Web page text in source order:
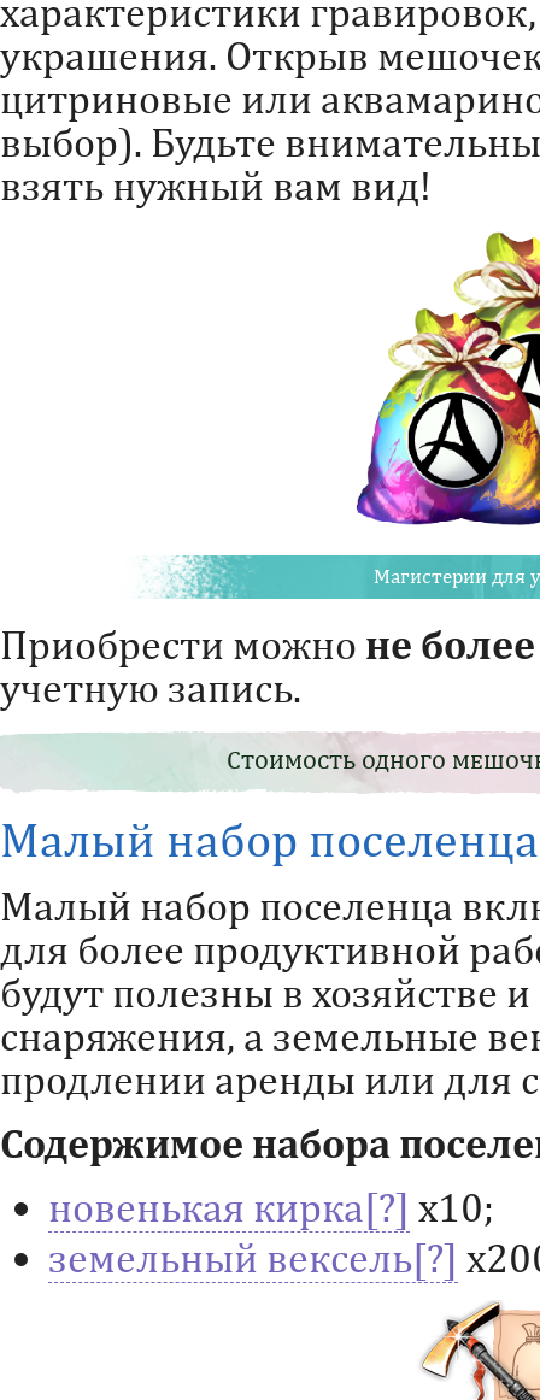
характеристики
украшения. Открыв
цитриновые или
выбор). Будьте
взять нужный вам вид!
Магистерии для
Приобрести можно не
учетную запись.
Стоимость одного
Малый набор поселенца
Малый набор поселенца
для более продуктивной
будут полезны в хозяйстве
снаряжения, а земельные
продлении аренды или для
Содержимое набора
новенькая кирка
х10;
земельный вексель